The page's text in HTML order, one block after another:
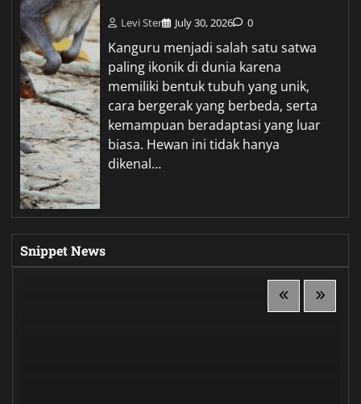
Levi Ster July 30, 2026 0
Kanguru menjadi salah satu satwa
paling ikonik di dunia karena
memiliki bentuk tubuh yang unik,
cara bergerak yang berbeda, serta
kemampuan beradaptasi yang luar
biasa. Hewan ini tidak hanya
dikenal…
Snippet News